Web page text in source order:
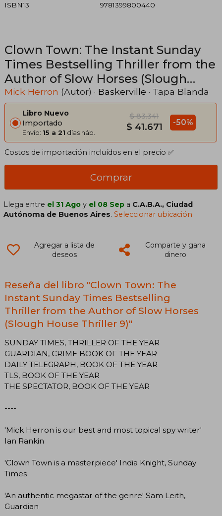
ISBN13
9781399800440
Clown Town: The Instant Sunday
Times Bestselling Thriller from the
Author of Slow Horses (Slough
House Thriller 9)
Mick Herron (Autor) · Baskerville · Tapa Blanda
Libro Nuevo
Importado
Envío: 15 a 21 días háb.
$ 83.341
$ 41.671 -50%
Costos de importación incluídos en el precio ✅
Comprar
Llega entre el 31 Ago y el 08 Sep a C.A.B.A., Ciudad
Autónoma de Buenos Aires.Seleccionar ubicación
Agregar a lista de
deseos
Comparte y gana
dinero
Reseña del libro "Clown Town: The
Instant Sunday Times Bestselling
Thriller from the Author of Slow Horses
(Slough House Thriller 9)"
SUNDAY TIMES, THRILLER OF THE YEAR
GUARDIAN, CRIME BOOK OF THE YEAR
DAILY TELEGRAPH, BOOK OF THE YEAR
TLS, BOOK OF THE YEAR
THE SPECTATOR, BOOK OF THE YEAR
----
'Mick Herron is our best and most topical spy writer'
Ian Rankin
'Clown Town is a masterpiece' India Knight, Sunday
Times
'An authentic megastar of the genre' Sam Leith,
Guardian